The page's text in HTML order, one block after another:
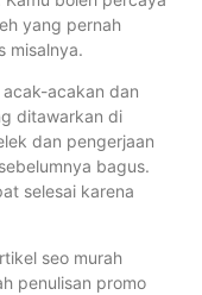
yang pernah
misalnya.
acakan dan
ditawarkan di
dan pengerjaan
bagus.
selesai karena
seo murah
penulisan promo